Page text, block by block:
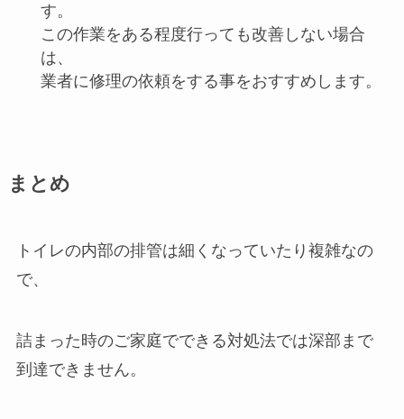
す。
この作業をある程度行っても改善しない場合
は、
業者に修理の依頼をする事をおすすめします。
まとめ
トイレの内部の排管は細くなっていたり複雑なの
で、
詰まった時のご家庭でできる対処法では深部まで
到達できません。